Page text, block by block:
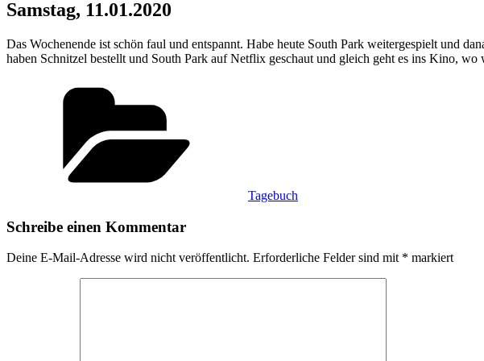
Samstag, 11.01.2020
Das Wochenende ist schön faul und entspannt. Habe heute South Park weitergespielt und
haben Schnitzel bestellt und South Park auf Netflix geschaut und gleich geht es ins Kino, wo
Tagebuch
Schreibe einen Kommentar
Deine E-Mail-Adresse wird nicht veröffentlicht. Erforderliche Felder sind mit * markiert